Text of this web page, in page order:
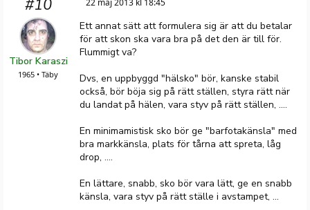
#10
Tibor Karaszi
1965 • Täby
Ett annat sätt att formulera sig är att du betalar
för att skon ska vara bra på det den är till för.
Flummigt va?
Dvs, en uppbyggd "hälsko" bör, kanske stabil
också, bör böja sig på rätt ställen, styra rätt när
du landat på hälen, vara styv på rätt ställen, ....
En minimamistisk sko bör ge "barfotakänsla" med
bra markkänsla, plats för tårna att spreta, låg
drop, ....
En lättare, snabb, sko bör vara lätt, ge en snabb
känsla, vara styv på rätt ställe i avstampet, ...